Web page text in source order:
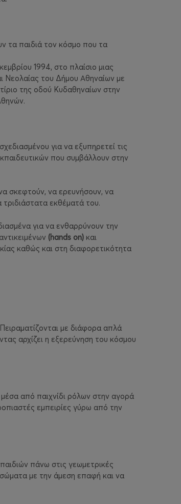
τα παιδιά τον κόσμο που τα
1994, στο πλαίσιο μιας
Νεολαίας του Δήμου Αθηναίων με
της οδού Κυδαθηναίων στην
για να εξυπηρετεί τις
που συμβάλλουν στην
σκεφτούν, να ερευνήσουν, να
εκθέματά του.
για να ενθαρρύνουν την
(handson) και
καθώς και στη διαφορετικότητα
με διάφορα απλά
αρχίζει η εξερεύνηση του κόσμου
μέσα από παιχνίδι ρόλων στην αγορά
εμπειρίες γύρω από την
πάνω στις γεωμετρικές
με την άμεση επαφή και να